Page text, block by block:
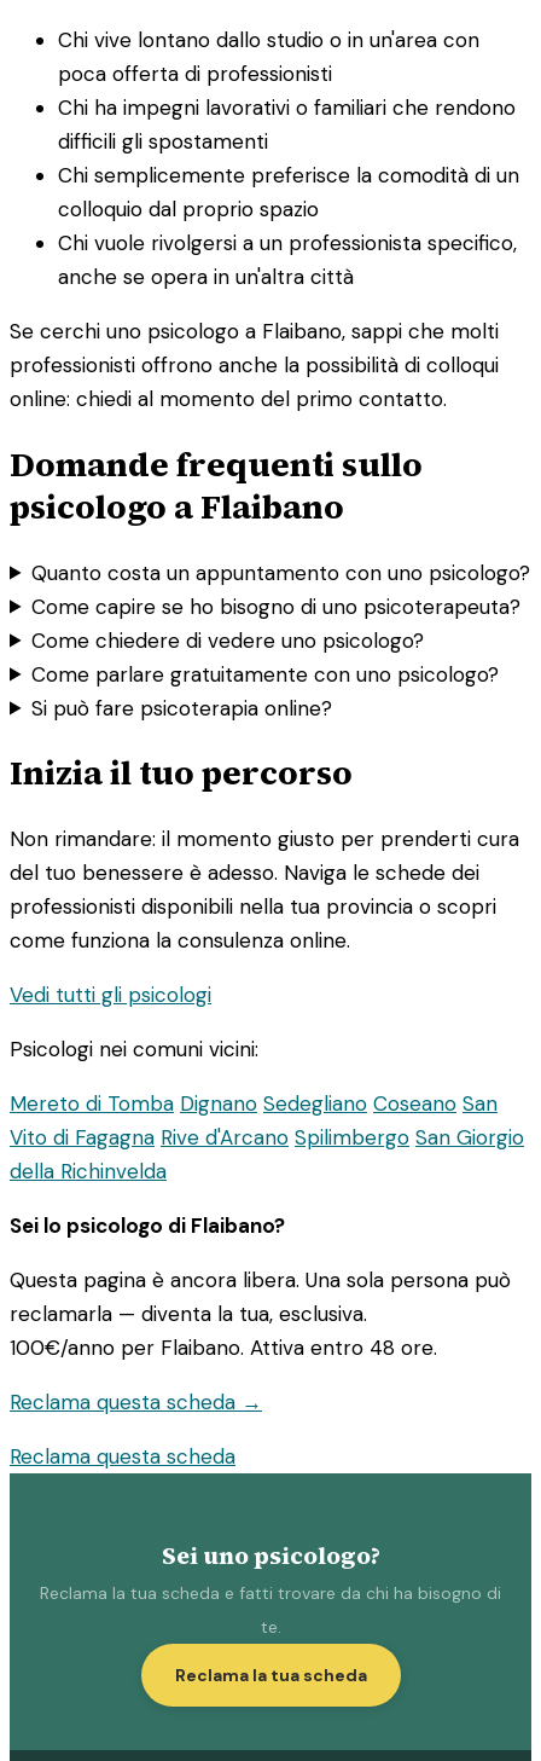
Chi vive lontano dallo studio o in un'area con
poca offerta di professionisti
Chi ha impegni lavorativi o familiari che rendono
difficili gli spostamenti
Chi semplicemente preferisce la comodità di un
colloquio dal proprio spazio
Chi vuole rivolgersi a un professionista specifico,
anche se opera in un'altra città
Se cerchi uno psicologo a Flaibano, sappi che molti
professionisti offrono anche la possibilità di colloqui
online: chiedi al momento del primo contatto.
Domande frequenti sullo
psicologo a Flaibano
Quanto costa un appuntamento con uno psicologo?
Come capire se ho bisogno di uno psicoterapeuta?
Come chiedere di vedere uno psicologo?
Come parlare gratuitamente con uno psicologo?
Si può fare psicoterapia online?
Inizia il tuo percorso
Non rimandare: il momento giusto per prenderti cura
del tuo benessere è adesso. Naviga le schede dei
professionisti disponibili nella tua provincia o scopri
come funziona la consulenza online.
Vedi tutti gli psicologi
Psicologi nei comuni vicini:
Mereto di Tomba Dignano Sedegliano Coseano San
Vito di Fagagna Rive d'Arcano Spilimbergo San Giorgio
della Richinvelda
Sei lo psicologo di Flaibano?
Questa pagina è ancora libera. Una sola persona può
reclamarla — diventa la tua, esclusiva.
100€/anno per Flaibano. Attiva entro 48 ore.
Reclama questa scheda →
Reclama questa scheda
Sei uno psicologo?
Reclama la tua scheda e fatti trovare da chi ha bisogno di
te.
Reclama la tua scheda